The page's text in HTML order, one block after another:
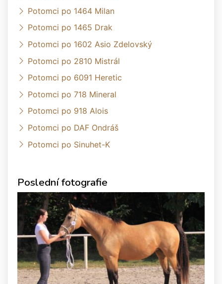
Potomci po 1464 Milan
Potomci po 1465 Drak
Potomci po 1602 Asio Zdelovský
Potomci po 2810 Mistrál
Potomci po 6091 Heretic
Potomci po 718 Mineral
Potomci po 918 Alois
Potomci po DAF Ondráš
Potomci po Sinuhet-K
Poslední fotografie